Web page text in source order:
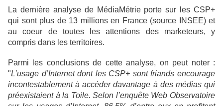
La dernière analyse de MédiaMétrie porte sur les CSP+
qui sont plus de 13 millions en France (source INSEE) et
au coeur de toutes les attentions des marketeurs, y
compris dans les territoires.
Parmi les conclusions de cette analyse, on peut noter :
"L’usage d’Internet dont les CSP+ sont friands encourage
incontestablement à accéder davantage à des médias qui
préexistaient à la Toile. Selon l’enquête Web Observatoire